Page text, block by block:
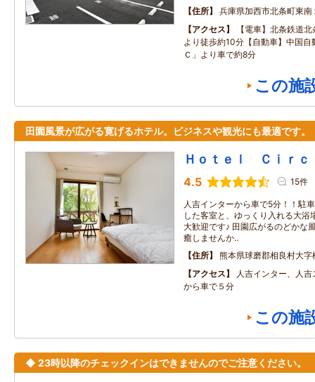
住所
兵庫県加西市北条町東南
アクセス
【電車】北条鉄道
より徒歩約10分【自動車】中国自
Ｃ」より車で約8分
この施
田園風景が広がる寛げるホテル。ビジネスや観光にも最適です。
Ｈｏｔｅｌ Ｃｉｒ
4.5 15件
人吉インターから車で5分！！駐
した客室と、ゆっくり入れる大
大歓迎です♪ 田園広がるのどかな
癒しませんか‥
住所
熊本県球磨郡相良村大字
アクセス
人吉インター、人
から車で５分
この施
◆ 23時以降のチェックインはできませんのでご注意ください。